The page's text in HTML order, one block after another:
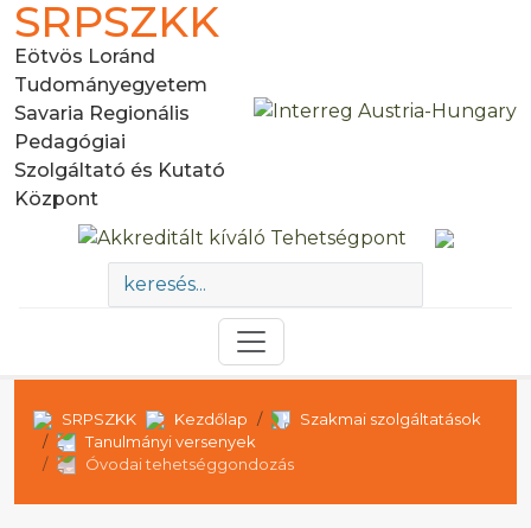
SRPSZKK
Eötvös Loránd
Tudományegyetem
Savaria Regionális
Pedagógiai
Szolgáltató és Kutató
Központ
SRPSZKK Kezdőlap
Szakmai szolgáltatások
Tanulmányi versenyek
Óvodai tehetséggondozás